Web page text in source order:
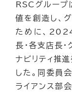
RSCグループ
値を創造し、
ために、
長・各支店長
ナビリティ推進
した。同委員
ライアンス部